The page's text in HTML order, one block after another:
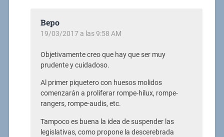
Bepo
19/03/2017 a las 9:58 AM
Objetivamente creo que hay que ser muy
prudente y cuidadoso.
Al primer piquetero con huesos molidos
comenzarán a proliferar rompe-hilux, rompe-
rangers, rompe-audis, etc.
Tampoco es buena la idea de suspender las
legislativas, como propone la descerebrada